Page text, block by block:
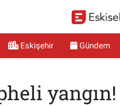
Eskişehir Gündem